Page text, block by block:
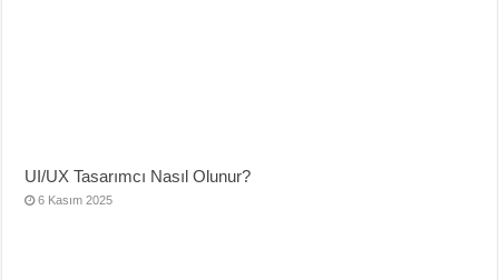
UI/UX Tasarımcı Nasıl Olunur?
6 Kasım 2025